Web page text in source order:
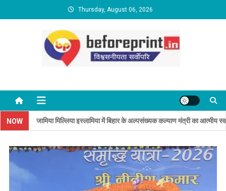
to
Thursday, August 06, 2026
NOWजामिया मिल्लिया इस्लामिया में बिहार के अल्पसंख्यक कल्याण मंत्री का आत्मीय